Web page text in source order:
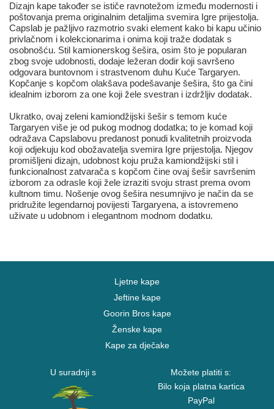
Dizajn kape također se ističe ravnotežom između modernosti i
poštovanja prema originalnim detaljima svemira Igre prijestolja.
Capslab je pažljivo razmotrio svaki element kako bi kapu učinio
privlačnom i kolekcionarima i onima koji traže dodatak s
osobnošću. Stil kamionerskog šešira, osim što je popularan
zbog svoje udobnosti, dodaje ležeran dodir koji savršeno
odgovara buntovnom i strastvenom duhu Kuće Targaryen.
Kopčanje s kopčom olakšava podešavanje šešira, što ga čini
idealnim izborom za one koji žele svestran i izdržljiv dodatak.
Ukratko, ovaj zeleni kamiondžijski šešir s temom kuće
Targaryen više je od pukog modnog dodatka; to je komad koji
odražava Capslabovu predanost ponudi kvalitetnih proizvoda
koji odjekuju kod obožavatelja svemira Igre prijestolja. Njegov
promišljeni dizajn, udobnost koju pruža kamiondžijski stil i
funkcionalnost zatvarača s kopčom čine ovaj šešir savršenim
izborom za odrasle koji žele izraziti svoju strast prema ovom
kultnom timu. Nošenje ovog šešira nesumnjivo je način da se
pridružite legendarnoj povijesti Targaryena, a istovremeno
uživate u udobnom i elegantnom modnom dodatku.
Ljetne kape
Jeftine kape
Goorin Bros kape
Ženske kape
Kape za dječake
U suradnji s
Možete platiti s:
Bilo koja platna kartica
PayPal